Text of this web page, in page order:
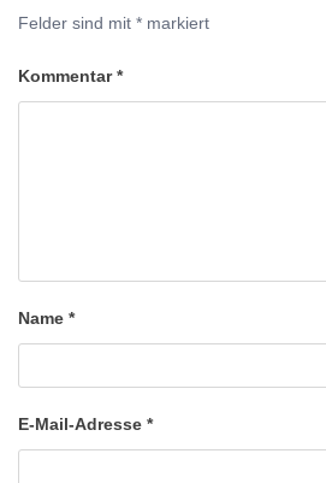
Felder sind mit * markiert
Kommentar*
Name *
E-Mail-Adresse *